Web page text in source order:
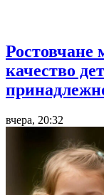
Ростовчане
качество
вчера, 20:32